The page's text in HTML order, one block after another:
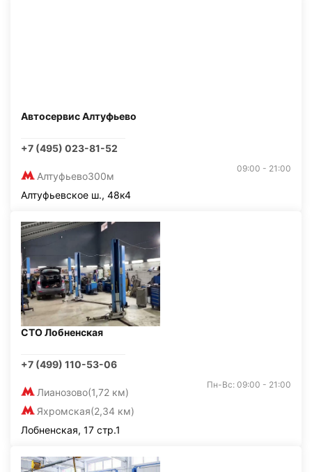
Автосервис Алтуфьево
+7 (495) 023-81-52
Алтуфьево300м
09:00 - 21:00
Алтуфьевское ш., 48к4
СТО Лобненская
+7 (499) 110-53-06
Лианозово(1,72 км)
Яхромская(2,34 км)
Пн-Вс: 09:00 - 21:00
Лобненская, 17 стр.1